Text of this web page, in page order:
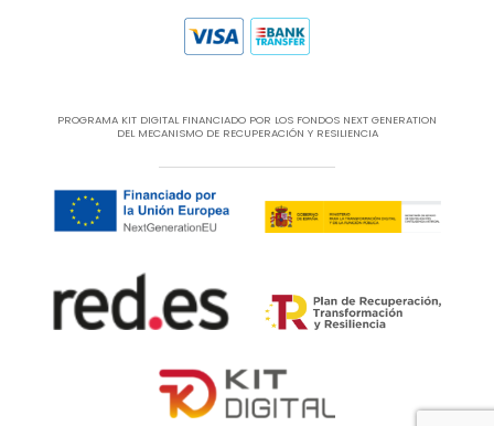
PROGRAMA KIT DIGITAL FINANCIADO POR LOS FONDOS NEXT GENERATION
DEL MECANISMO DE RECUPERACIÓN Y RESILIENCIA